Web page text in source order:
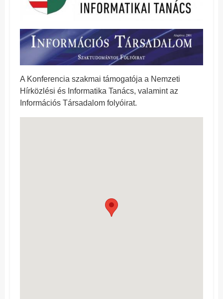
A Konferencia szakmai támogatója a Nemzeti
Hírközlési és Informatika Tanács, valamint az
Információs Társadalom folyóirat.